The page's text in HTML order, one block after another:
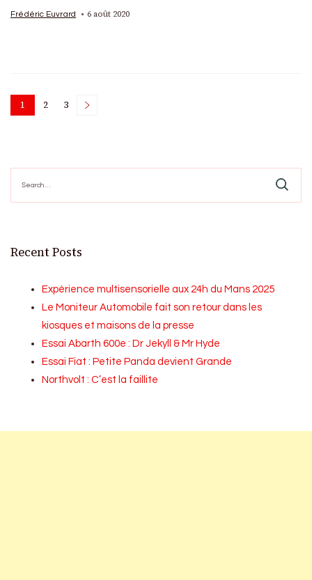
Frédéric Euvrard 6 août 2020
Posts
Page
1 Page
2 Page
3
for:
Recent Posts
Expérience multisensorielle aux 24h du Mans 2025
Le Moniteur Automobile fait son retour dans les
kiosques et maisons de la presse
Essai Abarth 600e : Dr Jekyll & Mr Hyde
Essai Fiat : Petite Panda devient Grande
Northvolt : C’est la faillite